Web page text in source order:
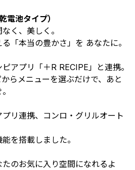
電池タイプ）
く、美しく。
「本当の豊かさ」を あなたに。
アプリ「＋R RECIPE」と連携。
らメニューを選ぶだけで、あと
リ連携、コンロ・グリルオート
を搭載しました。
のお気に入り空間になれるよ